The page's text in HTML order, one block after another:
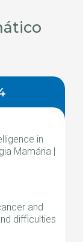
in
Mamária |
and
difficulties